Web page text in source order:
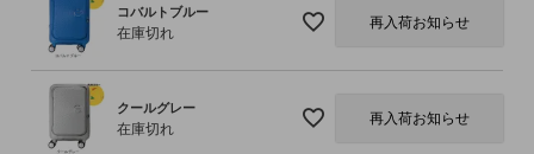
コバルトブルー
在庫切れ
再入荷お知らせ
クールグレー
在庫切れ
再入荷お知らせ